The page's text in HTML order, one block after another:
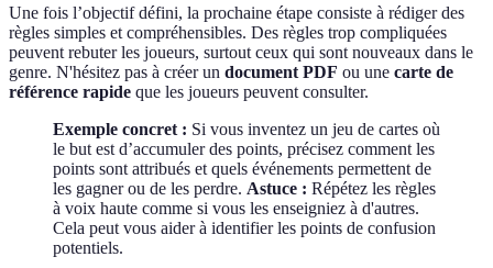
Une fois l’objectif défini, la prochaine étape consiste à rédiger des
règles simples et compréhensibles. Des règles trop compliquées
peuvent rebuter les joueurs, surtout ceux qui sont nouveaux dans le
genre. N'hésitez pas à créer un document PDF ou une carte de
référence rapide que les joueurs peuvent consulter.
Exemple concret : Si vous inventez un jeu de cartes où
le but est d’accumuler des points, précisez comment les
points sont attribués et quels événements permettent de
les gagner ou de les perdre. Astuce : Répétez les règles
à voix haute comme si vous les enseigniez à d'autres.
Cela peut vous aider à identifier les points de confusion
potentiels.